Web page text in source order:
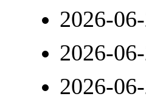
2026-
2026-
2026-